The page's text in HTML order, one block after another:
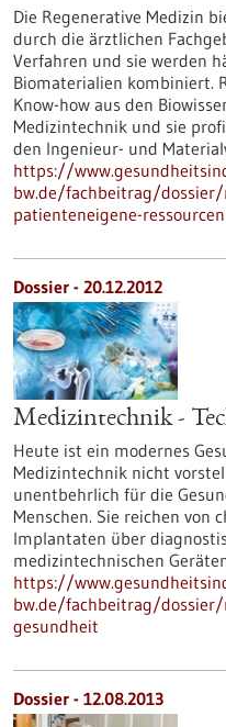
Die Regenerative Medizin
durch die ärztlichen
Verfahren und sie werden
Biomaterialien kombiniert.
Know-how aus den
Medizintechnik und sie
den Ingenieur- und
https://
bw.de/fachbeitrag/
patienteneigene-ressourcen
Dossier - 20.12.2012
Medizintechnik -
Heute ist ein modernes
Medizintechnik nicht
unentbehrlich für die
Menschen. Sie reichen
Implantaten über
medizintechnischen
https://
bw.de/fachbeitrag/
gesundheit
Dossier - 12.08.2013